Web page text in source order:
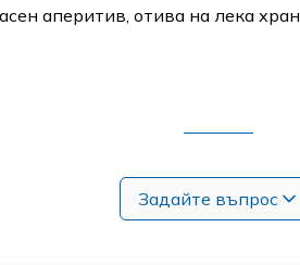
аперитив, отива на лека
Задайте въпрос